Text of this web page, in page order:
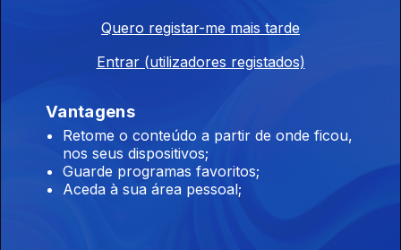
Peças de David Vincze, Bernhard Land e
outros autores
11 mai. 2026
Peças de David Vincze, Bernhard Lang e outros autores
Quero registar-me mais tarde
Entrar (utilizadores registados)
Vantagens
Retome o conteúdo a partir de onde ficou,
nos seus dispositivos;
Guarde programas favoritos;
Aceda à sua área pessoal;